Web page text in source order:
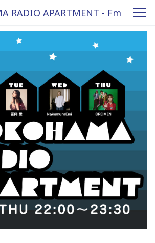
RADIO APARTMENT - Fm
84.7